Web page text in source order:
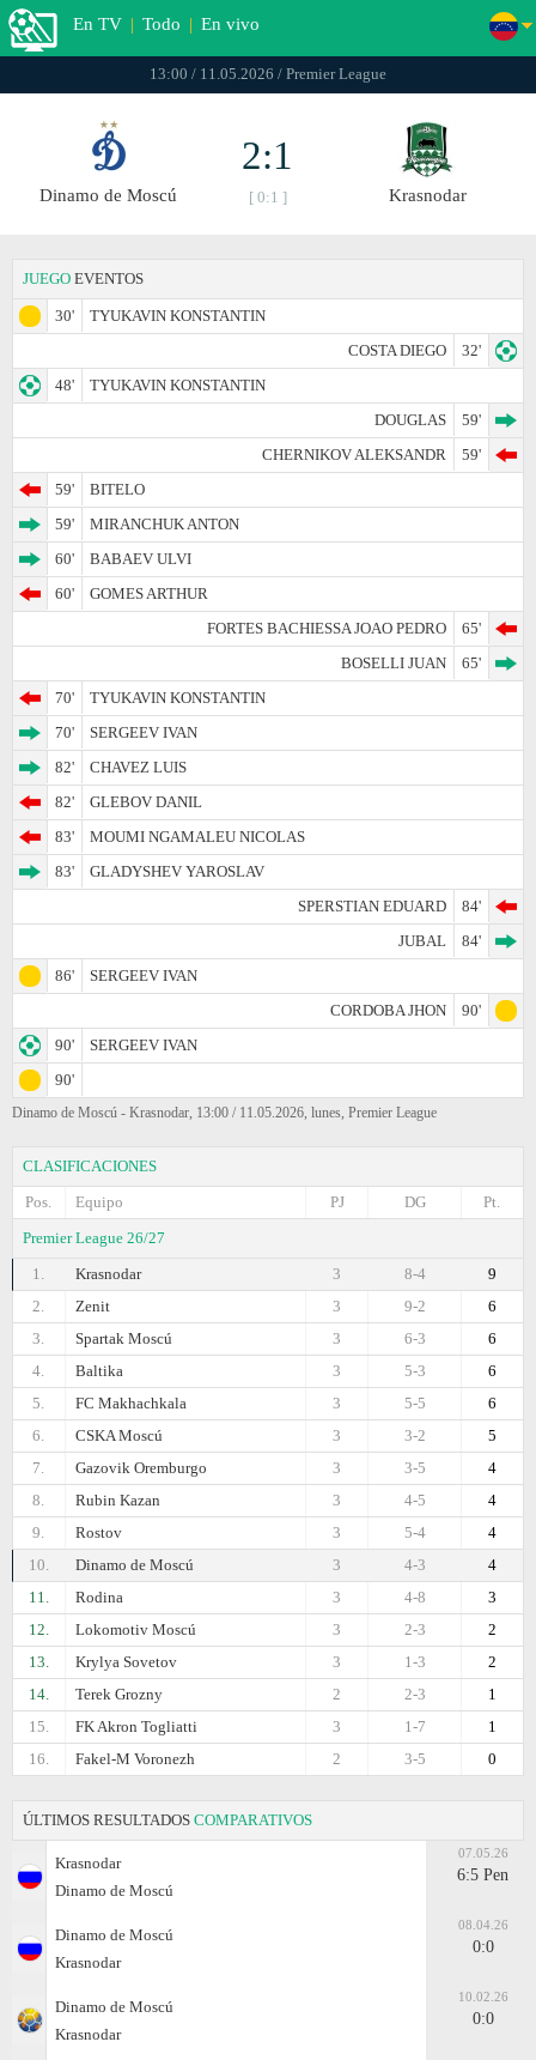
En TV | Todo | En vivo
13:00 / 11.05.2026 / Premier League
Dinamo de Moscú
2:1
[ 0:1 ] Krasnodar
JUEGO EVENTOS
30'
TYUKAVIN KONSTANTIN
COSTA DIEGO
32'
48'
TYUKAVIN KONSTANTIN
DOUGLAS
59'
CHERNIKOV ALEKSANDR
59'
59'
BITELO
59'
MIRANCHUK ANTON
60'
BABAEV ULVI
60'
GOMES ARTHUR
FORTES BACHIESSA JOAO PEDRO
65'
BOSELLI JUAN
65'
70'
TYUKAVIN KONSTANTIN
70'
SERGEEV IVAN
82'
CHAVEZ LUIS
82'
GLEBOV DANIL
83'
MOUMI NGAMALEU NICOLAS
83'
GLADYSHEV YAROSLAV
SPERSTIAN EDUARD
84'
JUBAL
84'
86'
SERGEEV IVAN
CORDOBA JHON
90'
90'
SERGEEV IVAN
90'
Dinamo de Moscú - Krasnodar, 13:00 / 11.05.2026, lunes, Premier League
CLASIFICACIONES
Pos.
Equipo Pt.
DG
PJ
Premier League 26/27
1.
Krasnodar 9
8-4
3
2.
Zenit 6
9-2
3
3.
Spartak Moscú 6
6-3
3
4.
Baltika 6
5-3
3
5.
FC Makhachkala 6
5-5
3
6.
CSKA Moscú 5
3-2
3
7.
Gazovik Oremburgo 4
3-5
3
8.
Rubin Kazan 4
4-5
3
9.
Rostov 4
5-4
3
10.
Dinamo de Moscú 4
4-3
3
11.
Rodina 3
4-8
3
12.
Lokomotiv Moscú 2
2-3
3
13.
Krylya Sovetov 2
1-3
3
14.
Terek Grozny 1
2-3
2
15.
FK Akron Togliatti 1
1-7
3
16.
Fakel-M Voronezh 0
3-5
2
ÚLTIMOS RESULTADOS COMPARATIVOS
Krasnodar
Dinamo de Moscú
07.05.26
6:5 Pen
Dinamo de Moscú
Krasnodar
08.04.26
0:0
Dinamo de Moscú
Krasnodar
10.02.26
0:0